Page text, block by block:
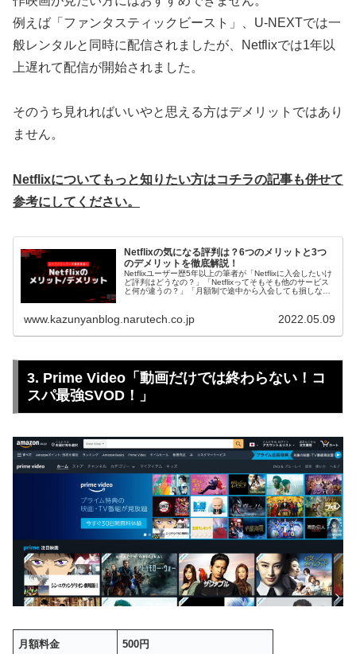
例えば「ファンタスティックビースト」、U-NEXTでは一
般レンタルと同時に配信されましたが、Netflixでは1年以
上遅れて配信が開始されました。
そのうち見れればいいやと思える方はデメリットではあり
ません。
Netflixについてもっと知りたい方はコチラの記事も併せて
参考にしてください。
Netflixの気になる評判は？6つのメリットと3つ
のデメリットを徹底解説！
Netflixユーザー歴5年以上の筆者が「Netflixに入会したいけ
ど評判はどうなの？」「Netflixってそもそも他のサービス
と何が違うの？」「月額制で途中から入会しても損しない
www.kazunyanblog.narutech.co.jp 2022.05.09
3. Prime Video「動画だけでは終わらない！コ
スパ最強SVOD！」
月額料金 500円